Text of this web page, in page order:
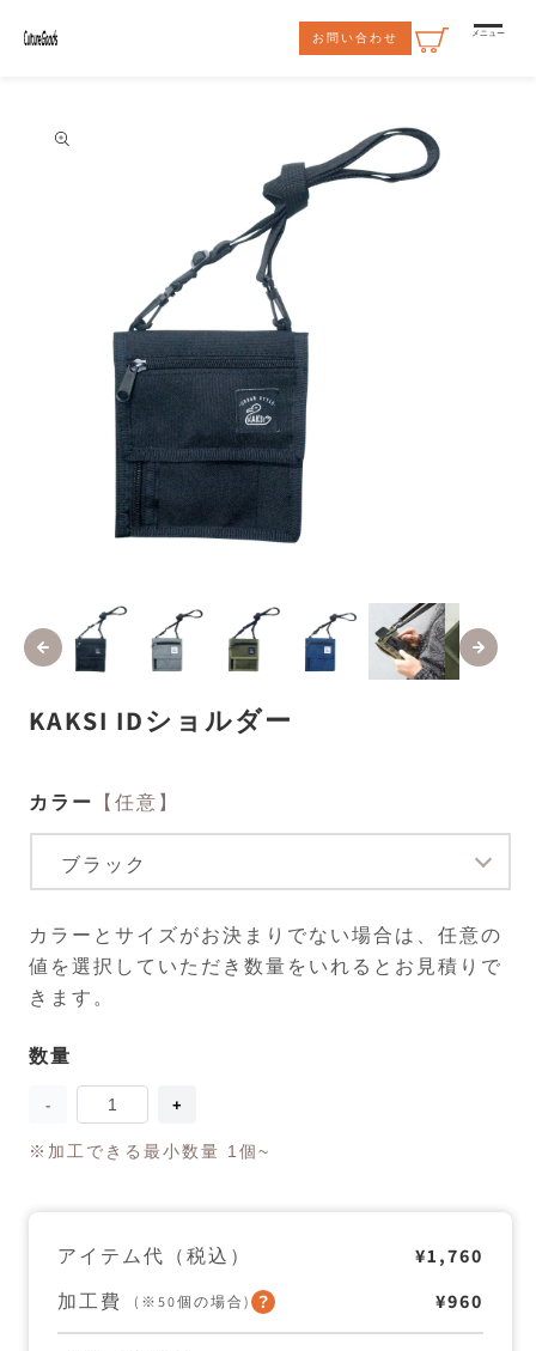
ンツに
進む
お問い合わせ メニュー
報にス
キップ
ダ
ル
メ
デ
(1)
を
開
KAKSI IDショルダー
カラー 【任意】
カラーとサイズがお決まりでない場合は、任意の
値を選択していただき数量をいれるとお見積りで
きます。
数
数量
KAKSI
シ
ダ
の
量
KAKSI
シ
ダ
の
量
※加工できる最小数量 1個~
アイテム代（税込）
¥1,760
加工費
(※50個の場合) ¥960